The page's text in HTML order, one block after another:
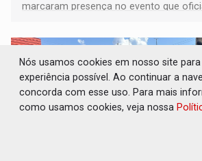
marcaram presença no evento que
Nós usamos cookies em nosso site
experiência possível. Ao continuar a
concorda com esse uso. Para mais
como usamos cookies, veja nossa